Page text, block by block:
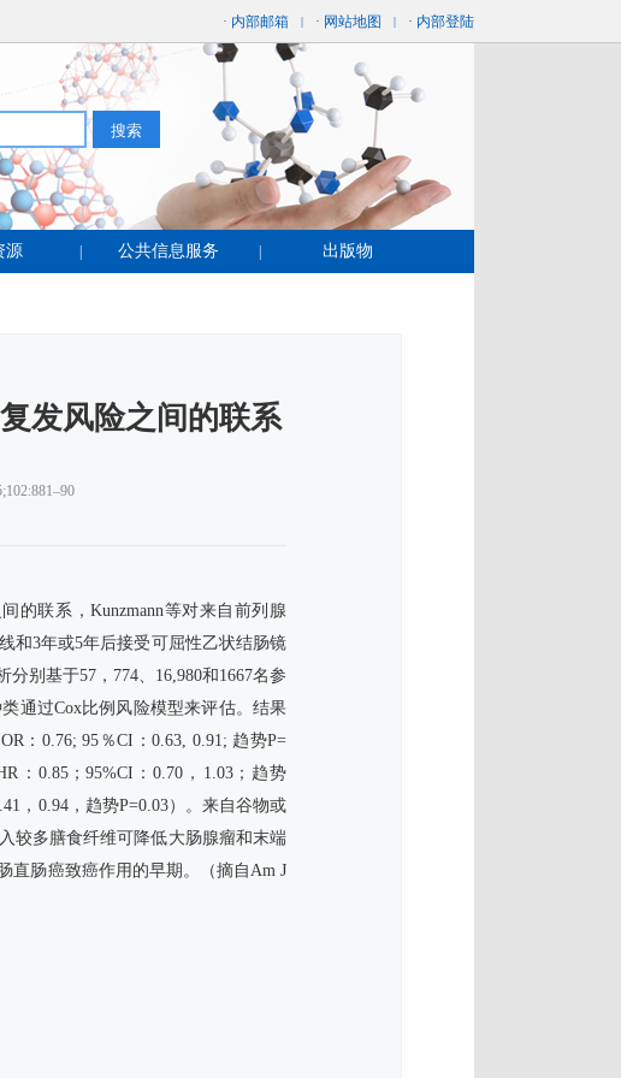
· 内部登陆
|
· 网站地图
|
· 内部邮箱
源 公共信息服务 出版物
发风险之间的联系
的联系，Kunzmann等对来自前列腺
和3年或5年后接受可屈性乙状结肠镜
别基于57，774、16,980和1667名参
通过Cox比例风险模型来评估。结果
：0.76; 95％CI：0.63, 0.91; 趋势P=
0.85；95%CI：0.70，1.03；趋势
，0.94，趋势P=0.03）。来自谷物或
较多膳食纤维可降低大肠腺瘤和末端
直肠癌致癌作用的早期。（摘自Am J